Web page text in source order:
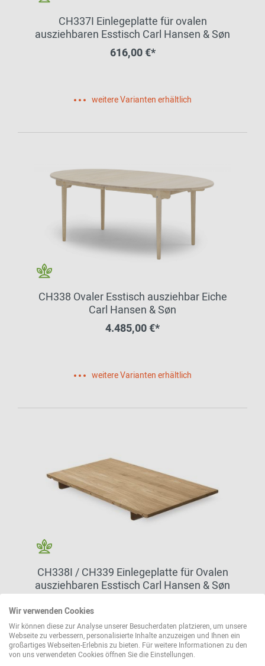
CH337I Einlegeplatte für ovalen
ausziehbaren Esstisch Carl Hansen & Søn
616,00 €*
weitere Varianten erhältlich
CH338 Ovaler Esstisch ausziehbar Eiche
Carl Hansen & Søn
4.485,00 €*
weitere Varianten erhältlich
CH338I / CH339 Einlegeplatte für Ovalen
ausziehbaren Esstisch Carl Hansen & Søn
weitere Varianten erhältlich
Wir verwenden Cookies
Wir können diese zur Analyse unserer Besucherdaten platzieren, um unsere
Webseite zu verbessern, personalisierte Inhalte anzuzeigen und Ihnen ein
großartiges Webseiten-Erlebnis zu bieten. Für weitere Informationen zu den
von uns verwendeten Cookies öffnen Sie die Einstellungen.